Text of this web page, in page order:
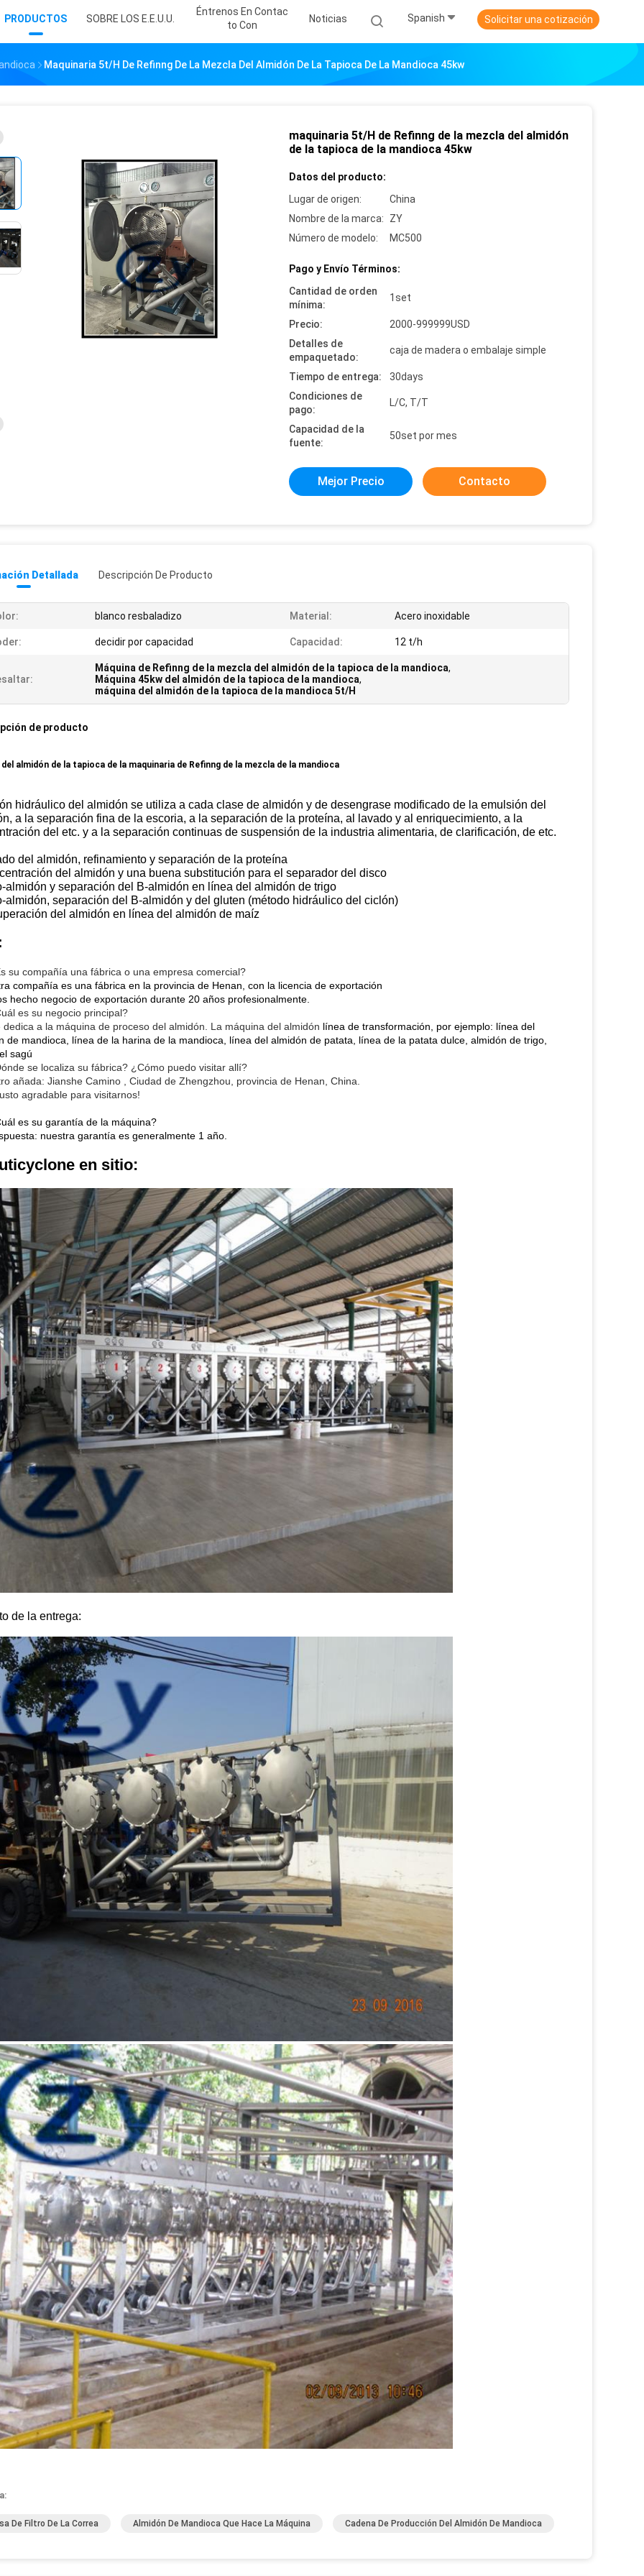
PRODUCTOS SOBRE LOS E.E.U.U.
Éntrenos En Contac
To Con
Noticias Spanish Solicitar una cotización
Maquinaria 5t/H De Refinng De La Mezcla Del Almidón De La Tapioca De La Mandioca 45kw
maquinaria 5t/H de Refinng de la mezcla del almidón
de la tapioca de la mandioca 45kw
Datos del producto:
Lugar de origen:
China
Nombre de la marca:
ZY
Número de modelo:
MC500
Pago y Envío Términos:
Cantidad de orden
mínima:
1set
Precio:
2000-999999USD
Detalles de
empaquetado:
caja de madera o embalaje simple
Tiempo de entrega:
30days
Condiciones de
pago:
L/C, T/T
Capacidad de la
fuente:
50set por mes
Mejor Precio Contacto
Detallada Descripción De Producto
blanco resbaladizo Material: Acero inoxidable
decidir por capacidad Capacidad: 12 t/h
Máquina de Refinng de la mezcla del almidón de la tapioca de la mandioca,
Máquina 45kw del almidón de la tapioca de la mandioca,
máquina del almidón de la tapioca de la mandioca 5t/H
de producto
almidón de la tapioca de la maquinaria de Refinng de la mezcla de la mandioca
hidráulico del almidón se utiliza a cada clase de almidón y de desengrase modificado de la emulsión del
a la separación fina de la escoria, a la separación de la proteína, al lavado y al enriquecimiento, a la
del etc. y a la separación continuas de suspensión de la industria alimentaria, de clarificación, de etc.
del almidón, refinamiento y separación de la proteína
del almidón y una buena substitución para el separador del disco
almidón y separación del B-almidón en línea del almidón de trigo
almidón, separación del B-almidón y del gluten (método hidráulico del ciclón)
del almidón en línea del almidón de maíz
su compañía una fábrica o una empresa comercial?
compañía es una fábrica en la provincia de Henan, con la licencia de exportación
hecho negocio de exportación durante 20 años profesionalmente.
es su negocio principal?
dedica a la máquina de proceso del almidón. La máquina del almidón línea de transformación, por ejemplo: línea del
de mandioca, línea de la harina de la mandioca, línea del almidón de patata, línea de la patata dulce, almidón de trigo,
sagú
se localiza su fábrica? ¿Cómo puedo visitar allí?
añada: Jianshe Camino
Ciudad de Zhengzhou, provincia de Henan, China.
agradable para visitarnos!
es su garantía de la máquina?
nuestra garantía es generalmente 1 año.
en sitio:
de la entrega:
De Filtro De La Correa Almidón De Mandioca Que Hace La Máquina Cadena De Producción Del Almidón De Mandioca